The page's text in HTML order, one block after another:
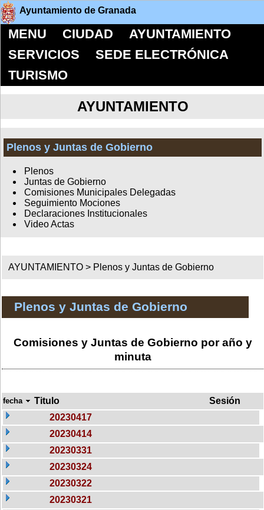
Ayuntamiento de Granada
MENU CIUDAD
AYUNTAMIENTO
SERVICIOS
SEDE ELECTRÓNICA
TURISMO
AYUNTAMIENTO
Plenos y Juntas de Gobierno
Plenos
Juntas de Gobierno
Comisiones Municipales Delegadas
Seguimiento Mociones
Declaraciones Institucionales
Video Actas
AYUNTAMIENTO > Plenos y Juntas de Gobierno
Plenos y Juntas de Gobierno
Comisiones y Juntas de Gobierno por año y
minuta
fecha Titulo
Sesión
20230417
20230414
20230331
20230324
20230322
20230321